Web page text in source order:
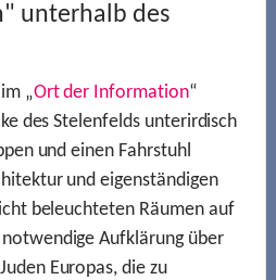
unterhalb des
„Ort der Information“
des Stelenfelds unterirdisch
und einen Fahrstuhl
und eigenständigen
beleuchteten Räumen auf
Aufklärung über
Europas, die zu